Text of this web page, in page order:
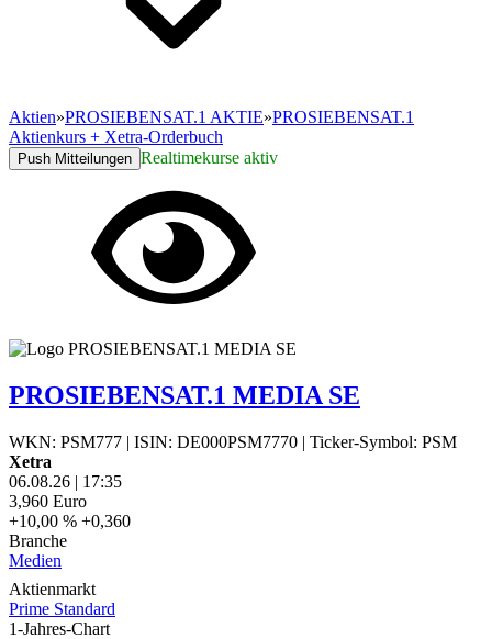
Aktien»PROSIEBENSAT.1 AKTIE»PROSIEBENSAT.1
Aktienkurs + Xetra-Orderbuch
Push Mitteilungen Realtimekurse aktiv
PROSIEBENSAT.1 MEDIA SE
WKN: PSM777 | ISIN: DE000PSM7770 | Ticker-Symbol: PSM
Xetra
06.08.26 | 17:35
3,960 Euro
+10,00 % +0,360
Branche
Medien
Aktienmarkt
Prime Standard
1-Jahres-Chart